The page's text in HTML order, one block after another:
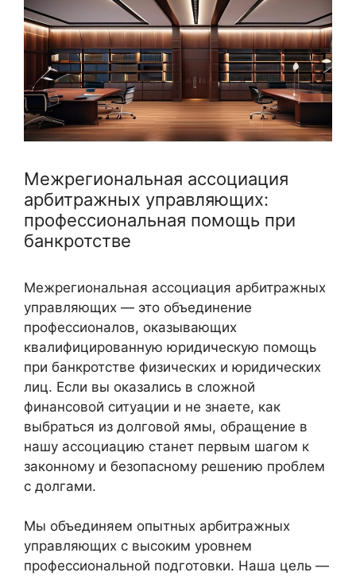
Межрегиональная ассоциация
арбитражных управляющих:
профессиональная помощь при
банкротстве
Межрегиональная ассоциация арбитражных
управляющих — это объединение
профессионалов, оказывающих
квалифицированную юридическую помощь
при банкротстве физических и юридических
лиц. Если вы оказались в сложной
финансовой ситуации и не знаете, как
выбраться из долговой ямы, обращение в
нашу ассоциацию станет первым шагом к
законному и безопасному решению проблем
с долгами.
Мы объединяем опытных арбитражных
управляющих с высоким уровнем
профессиональной подготовки. Наша цель —